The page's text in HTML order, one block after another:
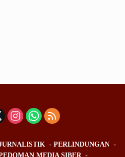
PERLINDUNGAN
MEDIA SIBER